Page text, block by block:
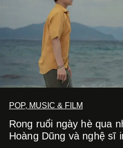
POP, MUSIC & FILM
Rong ruổi ngày hè qua
Hoàng Dũng và nghệ sĩ